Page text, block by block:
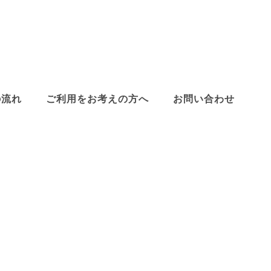
れ ご利用をお考えの方へ お問い合わせ